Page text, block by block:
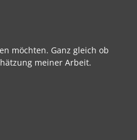
möchten. Ganz gleich ob
meiner Arbeit.